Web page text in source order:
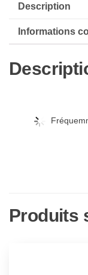
Description
Informations
Produits